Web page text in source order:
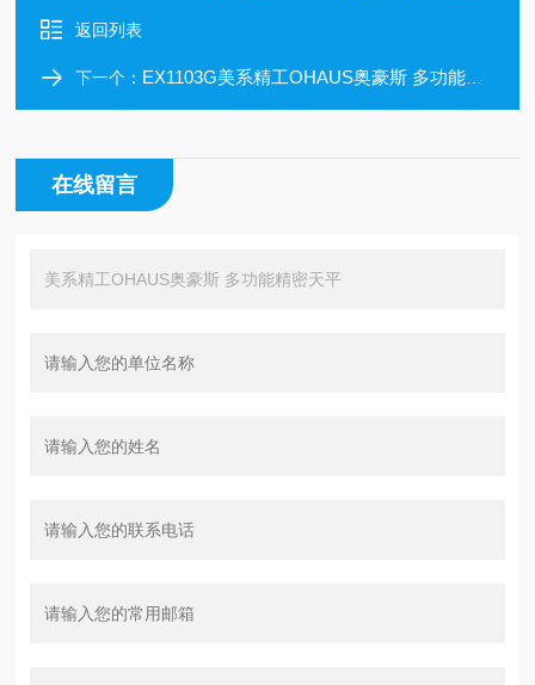
返回列表
下一个： EX1103G美系精工OHAUS奥豪斯 多功能精密天平
在线留言